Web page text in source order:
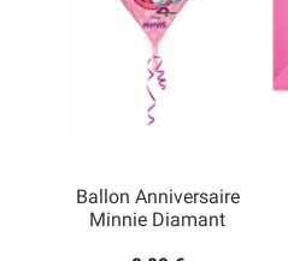
Ballon Anniversaire
Minnie Diamant